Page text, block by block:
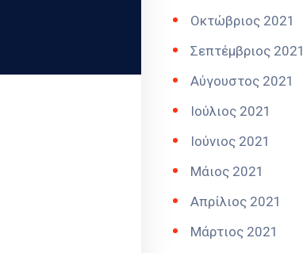
Οκτώβριος 2021
Σεπτέμβριος 2021
Αύγουστος 2021
Ιούλιος 2021
Ιούνιος 2021
Μάιος 2021
Απρίλιος 2021
Μάρτιος 2021